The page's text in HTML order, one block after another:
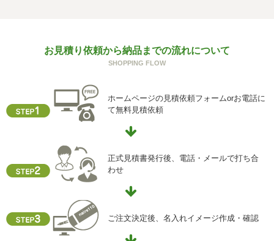
ご本人からの求めにより、当社が保有する保有個人データ
に関する開示、利用目的の通知、内容の訂正・追加または
供記録の開示(以下、開示等という)に応じます。
開示等に応ずる窓口は、下記「当社の個人情報の取扱いに
関する苦情、相談等の問合せ先」を参照してください。
クッキーやウェブビーコン等を用いるなどして、本人が容
易に認識できない方法による個人情報の取得を行っており
ません。
i) 個人情報保護方針
当社ホームページの個人情報保護方針をご覧下さい
お見積り依頼から納品までの流れについて
SHOPPING FLOW
ホームページの見積依頼フォームorお電話に
て無料見積依頼
正式見積書発行後、電話・メールで打ち合
わせ
ご注文決定後、名入れイメージ作成・確認